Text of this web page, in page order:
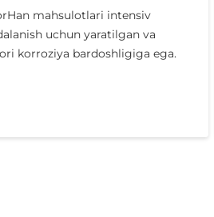
mahsulotlari intensiv
uchun yaratilgan va
korroziya bardoshligiga ega.